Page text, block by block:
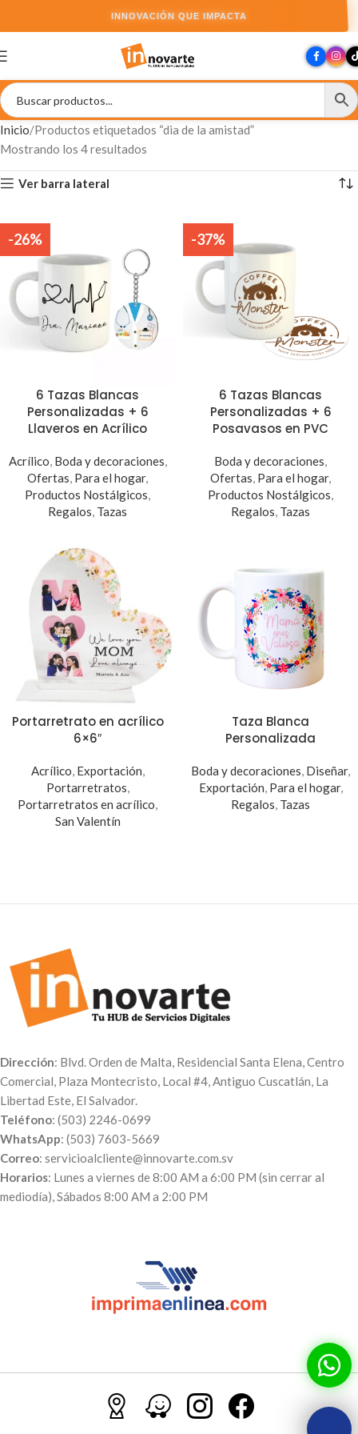
INNOVACIÓN QUE IMPACTA
Inicio Productos etiquetados “dia de la amistad”
Mostrando los 4 resultados
Ver barra lateral
-26%
6 Tazas Blancas
Personalizadas + 6
Llaveros en Acrílico
Acrílico, Boda y decoraciones,
Ofertas, Para el hogar,
Productos Nostálgicos,
Regalos, Tazas
-37%
6 Tazas Blancas
Personalizadas + 6
Posavasos en PVC
Boda y decoraciones,
Ofertas, Para el hogar,
Productos Nostálgicos,
Regalos, Tazas
Portarretrato en acrílico
6×6″
Acrílico, Exportación,
Portarretratos,
Portarretratos en acrílico,
San Valentín
Taza Blanca
Personalizada
Boda y decoraciones, Diseñar,
Exportación, Para el hogar,
Regalos, Tazas
Dirección: Blvd. Orden de Malta, Residencial Santa Elena, Centro
Comercial, Plaza Montecristo, Local #4, Antiguo Cuscatlán, La
Libertad Este, El Salvador.
Teléfono: (503) 2246-0699
WhatsApp: (503) 7603-5669
Correo: servicioalcliente@innovarte.com.sv
Horarios: Lunes a viernes de 8:00 AM a 6:00 PM (sin cerrar al
mediodía), Sábados 8:00 AM a 2:00 PM